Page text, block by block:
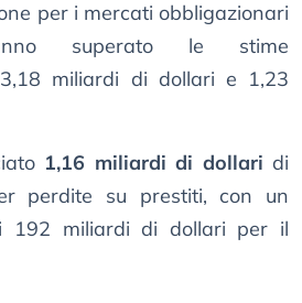
per i mercati obbligazionari
superato le stime
miliardi di dollari e 1,23
1,16 miliardi di dollari di
perdite su prestiti, con un
192 miliardi di dollari per il